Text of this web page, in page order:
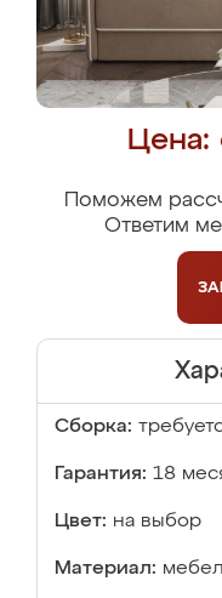
Цена:
Поможем
Ответим
Сборка:
Гарантия: 18
Цвет: на выбор
Материал: